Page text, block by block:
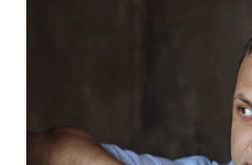
НАШИ ОТЗЫВЫ